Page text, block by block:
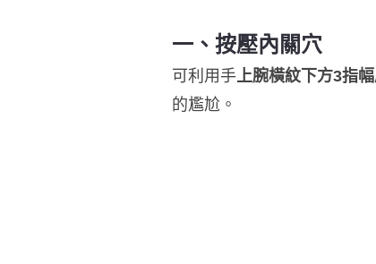
一、按壓內關穴
可利用手上腕橫紋下方3指
的尷尬。